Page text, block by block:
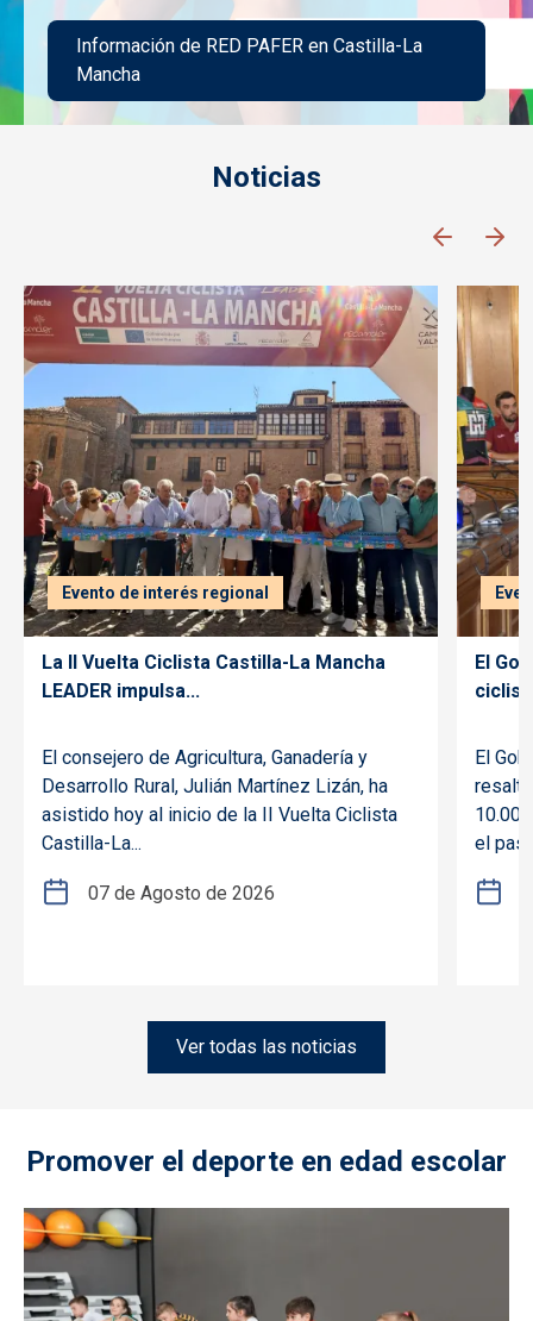
Información de RED PAFER en Castilla-La
Mancha
Imagen
Noticias
Evento de interés regional
La II Vuelta Ciclista Castilla-La Mancha
LEADER impulsa...
El consejero de Agricultura, Ganadería y
Desarrollo Rural, Julián Martínez Lizán, ha
asistido hoy al inicio de la II Vuelta Ciclista
Castilla-La...
07 de Agosto de 2026
El
El
el
Ver todas las noticias
Promover el deporte en edad escolar